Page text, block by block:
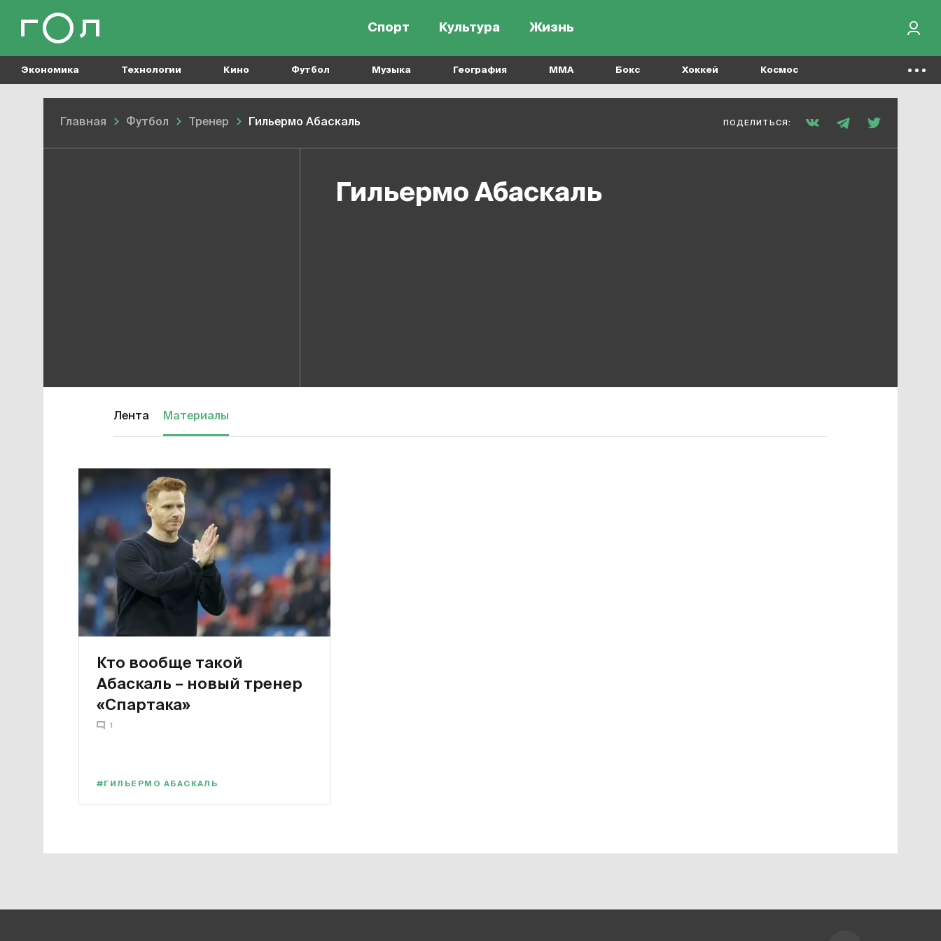
Спорт Культура Жизнь
Экономика Технологии Кино Футбол Музыка География MMA Бокс Хоккей Космос
Главная Футбол Тренер Гильермо Абаскаль ПОДЕЛИТЬСЯ:
Гильермо Абаскаль
Лента Материалы
Кто вообще такой
Абаскаль – новый тренер
«Спартака»
1
#ГИЛЬЕРМО АБАСКАЛЬ